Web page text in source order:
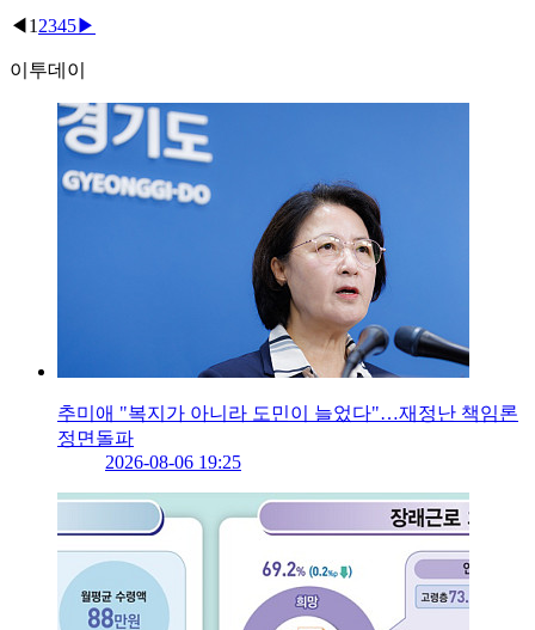
◀ 1 2345▶
이투데이
추미애 "복지가 아니라 도민이 늘었다"…재정난 책임론
정면돌파
2026-08-06 19:25